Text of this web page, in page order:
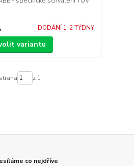
DODÁNÍ 1-2 TÝDNY
variantu
strana z 1
co nejdříve